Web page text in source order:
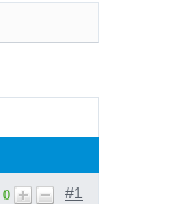
#1
0